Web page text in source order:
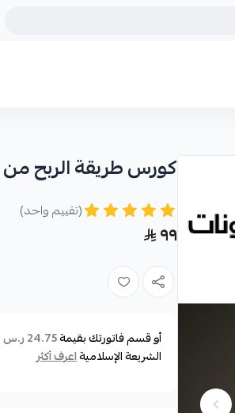
كورس طريقة الربح من
(تقييم واحد)
٩٩
أو قسم فاتورتك بقيمة24.75 ر.س
الشريعة الإسلاميةاعرف أكثر